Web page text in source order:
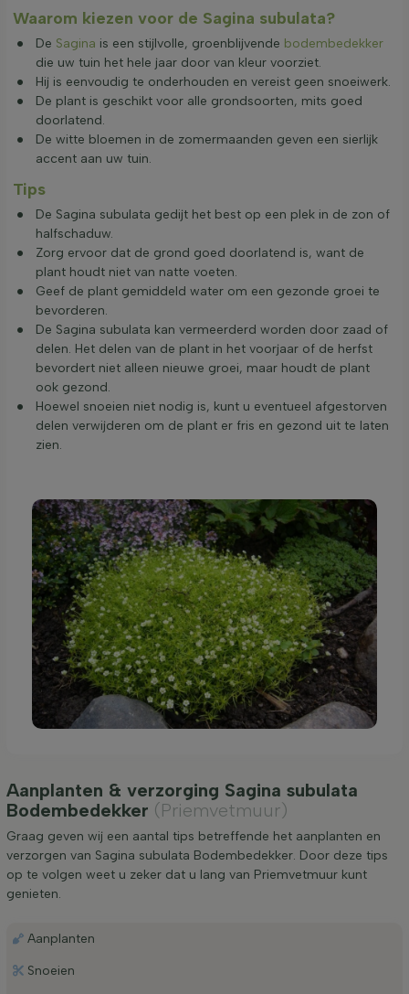
Waarom kiezen voor de Sagina subulata?
De Sagina is een stijlvolle, groenblijvende bodembedekker
die uw tuin het hele jaar door van kleur voorziet.
Hij is eenvoudig te onderhouden en vereist geen snoeiwerk.
De plant is geschikt voor alle grondsoorten, mits goed
doorlatend.
De witte bloemen in de zomermaanden geven een sierlijk
accent aan uw tuin.
Tips
De Sagina subulata gedijt het best op een plek in de zon of
halfschaduw.
Zorg ervoor dat de grond goed doorlatend is, want de
plant houdt niet van natte voeten.
Geef de plant gemiddeld water om een gezonde groei te
bevorderen.
De Sagina subulata kan vermeerderd worden door zaad of
delen. Het delen van de plant in het voorjaar of de herfst
bevordert niet alleen nieuwe groei, maar houdt de plant
ook gezond.
Hoewel snoeien niet nodig is, kunt u eventueel afgestorven
delen verwijderen om de plant er fris en gezond uit te laten
zien.
Aanplanten & verzorging Sagina subulata
Bodembedekker (Priemvetmuur)
Graag geven wij een aantal tips betreffende het aanplanten en
verzorgen van Sagina subulata Bodembedekker. Door deze tips
op te volgen weet u zeker dat u lang van Priemvetmuur kunt
genieten.
Aanplanten
Snoeien